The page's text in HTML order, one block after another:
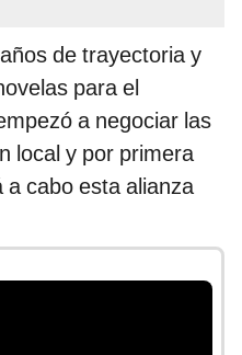
de trayectoria y
para el
a negociar las
local y por primera
a cabo esta alianza